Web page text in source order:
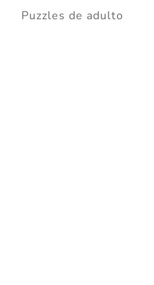
Puzzles de adulto